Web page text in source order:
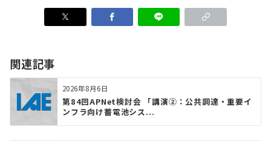
関連記事
2026年8月6日
第84回APNet検討会 「講演②：公共調達・重要イ
ンフラ向け蓄電池シス...